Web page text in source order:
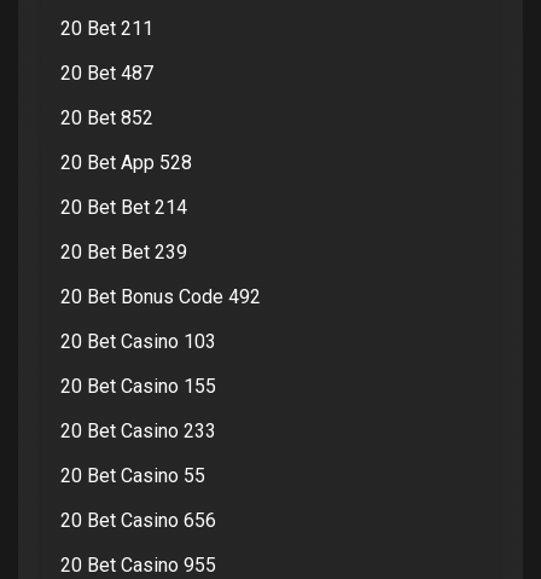
20 Bet 211
20 Bet 487
20 Bet 852
20 Bet App 528
20 Bet Bet 214
20 Bet Bet 239
20 Bet Bonus Code 492
20 Bet Casino 103
20 Bet Casino 155
20 Bet Casino 233
20 Bet Casino 55
20 Bet Casino 656
20 Bet Casino 955